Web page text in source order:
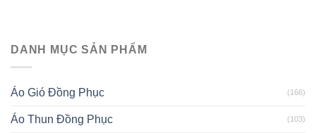
DANH MỤC SẢN PHẨM
Áo Gió Đồng Phục (166)
Áo Thun Đồng Phục (103)